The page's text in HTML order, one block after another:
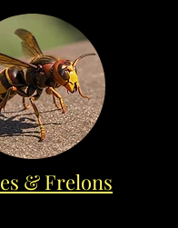
& Frelons